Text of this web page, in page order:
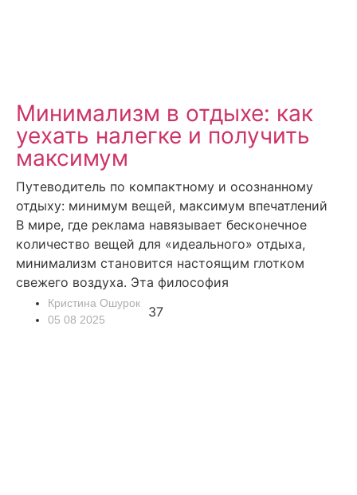
Минимализм в отдыхе: как
уехать налегке и получить
максимум
Путеводитель по компактному и осознанному
отдыху: минимум вещей, максимум впечатлений
В мире, где реклама навязывает бесконечное
количество вещей для «идеального» отдыха,
минимализм становится настоящим глотком
свежего воздуха. Эта философия
Кристина Ошурок
05 08 2025
37